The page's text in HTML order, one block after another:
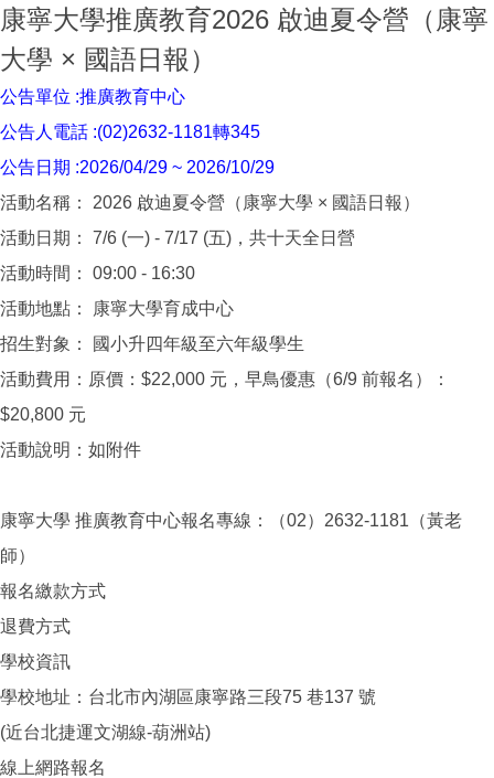
康寧大學推廣教育2026 啟迪夏令營（康寧
大學 × 國語日報）
公告單位 :推廣教育中心
公告人電話 :(02)2632-1181轉345
公告日期 :2026/04/29 ~ 2026/10/29
活動名稱： 2026 啟迪夏令營（康寧大學 × 國語日報）
活動日期： 7/6 (一) - 7/17 (五)，共十天全日營
活動時間： 09:00 - 16:30
活動地點： 康寧大學育成中心
招生對象： 國小升四年級至六年級學生
活動費用：原價：$22,000 元，早鳥優惠（6/9 前報名）：
$20,800 元
活動說明：如附件
康寧大學 推廣教育中心報名專線：（02）2632-1181（黃老
師）
報名繳款方式
退費方式
學校資訊
學校地址：台北市內湖區康寧路三段75 巷137 號
(近台北捷運文湖線-葫洲站)
線上網路報名